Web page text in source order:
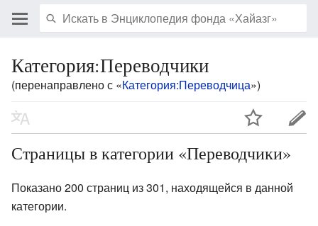
Категория:Переводчики
(перенаправлено с «Категория:Переводчица»)
Страницы в категории «Переводчики»
Показано 200 страниц из 301, находящейся в данной
категории.